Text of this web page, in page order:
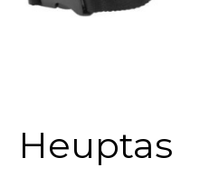
Heuptas